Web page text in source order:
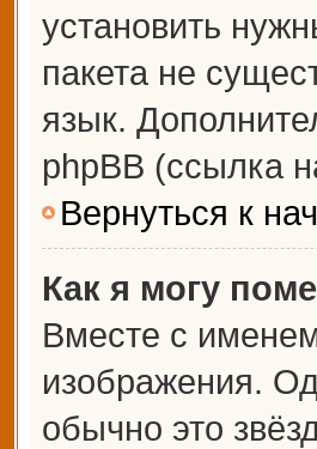
установить
пакета не
язык.
phpBB (ссылка
Вернуться к
Как я могу
Вместе с
изображения.
обычно это